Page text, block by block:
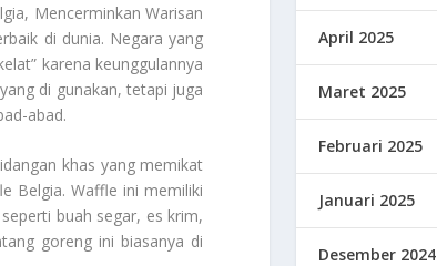
Mencerminkan Warisan
di dunia. Negara yang
karena keunggulannya
di gunakan, tetapi juga
abad.
khas yang memikat
Belgia. Waffle ini memiliki
buah segar, es krim,
goreng ini biasanya di
April 2025
Maret 2025
Februari 2025
Januari 2025
Desember 2024